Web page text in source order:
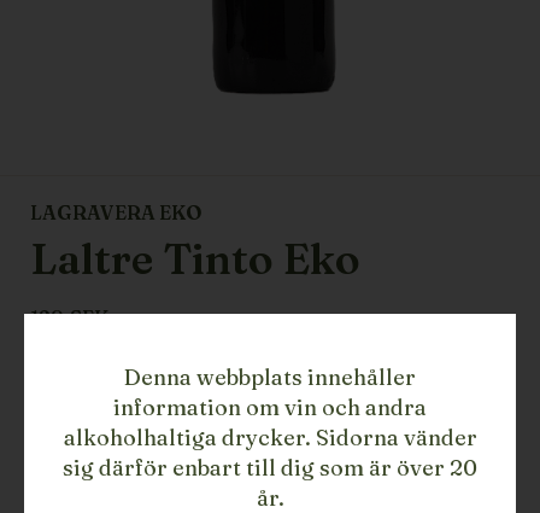
LAGRAVERA EKO
Laltre Tinto Eko
129 SEK ex. moms
LÄGG TILL
LAGERSALDO
Rött vin
Denna webbplats innehåller
information om vin och andra
alkoholhaltiga drycker. Sidorna vänder
sig därför enbart till dig som är över 20
år.